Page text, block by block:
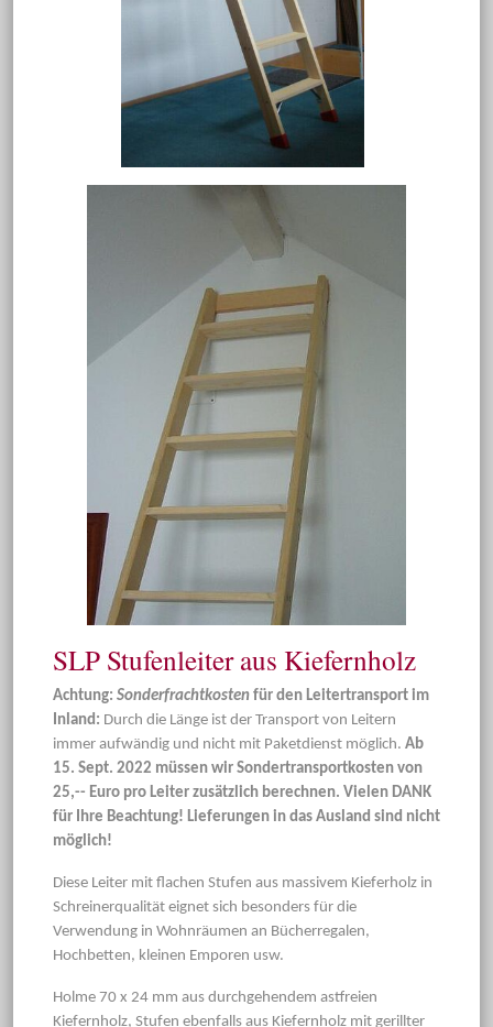
SLP Stufenleiter aus Kiefernholz
Achtung: Sonderfrachtkosten für den Leitertransport im
Inland: Durch die Länge ist der Transport von Leitern
immer aufwändig und nicht mit Paketdienst möglich. Ab
15. Sept. 2022 müssen wir Sondertransportkosten von
25,-- Euro pro Leiter zusätzlich berechnen. Vielen DANK
für Ihre Beachtung! Lieferungen in das Ausland sind nicht
möglich!
Diese Leiter mit flachen Stufen aus massivem Kieferholz in
Schreinerqualität eignet sich besonders für die
Verwendung in Wohnräumen an Bücherregalen,
Hochbetten, kleinen Emporen usw.
Holme 70 x 24 mm aus durchgehendem astfreien
Kiefernholz, Stufen ebenfalls aus Kiefernholz mit gerillter